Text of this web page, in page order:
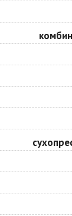
1 040 ₽